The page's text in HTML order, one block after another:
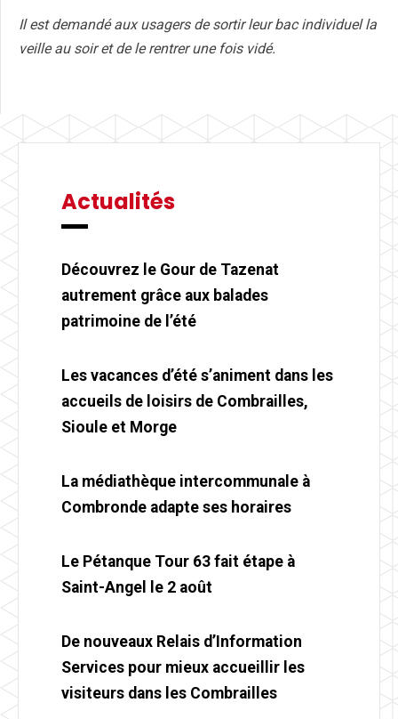
Il est demandé aux usagers de sortir leur bac individuel la
veille au soir et de le rentrer une fois vidé.
Actualités
Découvrez le Gour de Tazenat
autrement grâce aux balades
patrimoine de l’été
Les vacances d’été s’animent dans les
accueils de loisirs de Combrailles,
Sioule et Morge
La médiathèque intercommunale à
Combronde adapte ses horaires
Le Pétanque Tour 63 fait étape à
Saint-Angel le 2 août
De nouveaux Relais d’Information
Services pour mieux accueillir les
visiteurs dans les Combrailles